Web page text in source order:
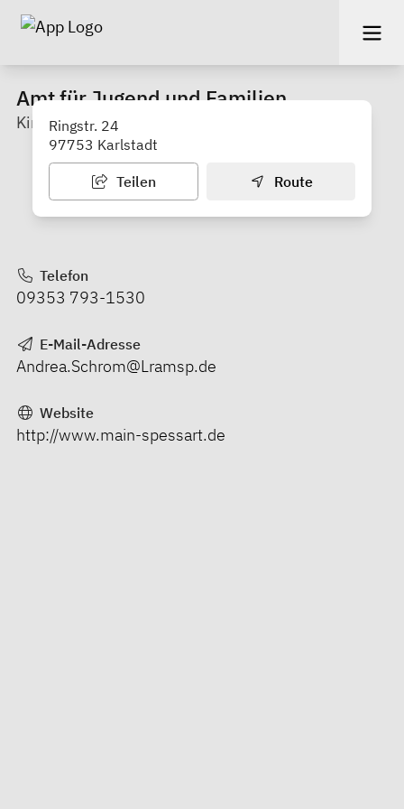
Amt für Jugend und Familien
Kindertagespflege
Ringstr. 24
97753 Karlstadt
Teilen Route
Telefon
09353 793-1530
E-Mail-Adresse
Andrea.Schrom@Lramsp.de
Website
http://www.main-spessart.de